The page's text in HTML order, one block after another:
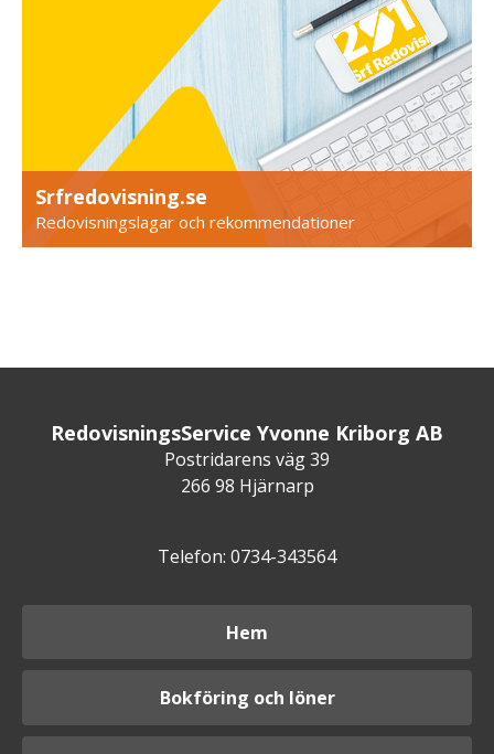
Srfredovisning.se
Redovisningslagar och rekommendationer
RedovisningsService Yvonne Kriborg AB
Postridarens väg 39
266 98 Hjärnarp
Telefon: 0734-343564
Hem
Bokföring och löner